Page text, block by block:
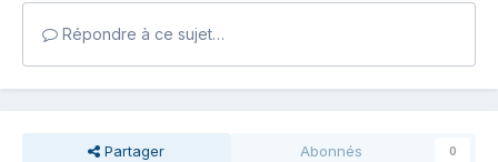
Répondre à ce sujet…
Partager Abonnés 0